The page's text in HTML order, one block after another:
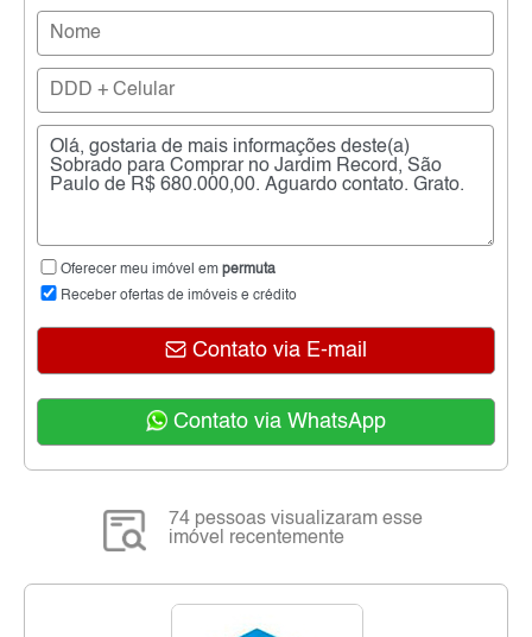
Oferecer meu imóvel em permuta
Receber ofertas de imóveis e crédito
Contato via E-mail
Contato via WhatsApp
74 pessoas visualizaram esse
imóvel recentemente